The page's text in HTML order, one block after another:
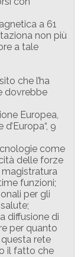
a 61
non più
a tale
che l’ha
dovrebbe
Europea,
9
come
delle forze
magistratura
funzioni;
per gli
diffusione di
per quanto
rete
il fatto che